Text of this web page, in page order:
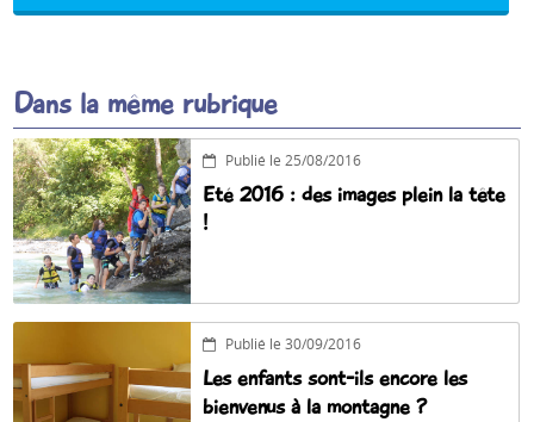
Dans la même rubrique
Publié le 25/08/2016
Eté 2016 : des images plein la tête
!
Publié le 30/09/2016
Les enfants sont-ils encore les
bienvenus à la montagne ?